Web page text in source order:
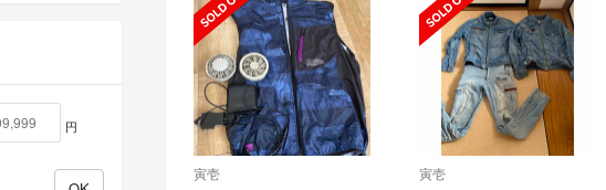
寅壱 寅壱
円